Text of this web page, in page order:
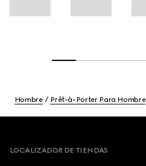
Hombre Prêt-à-Porter Para Hombre
LOCALIZADOR DE TIENDAS